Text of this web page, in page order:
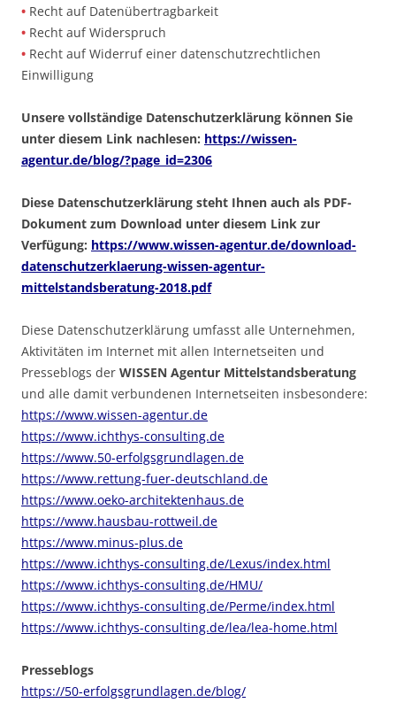
• Recht auf Datenübertragbarkeit
• Recht auf Widerspruch
• Recht auf Widerruf einer datenschutzrechtlichen
Einwilligung
Unsere vollständige Datenschutzerklärung können Sie
unter diesem Link nachlesen: https://wissen-
agentur.de/blog/?page_id=2306
Diese Datenschutzerklärung steht Ihnen auch als PDF-
Dokument zum Download unter diesem Link zur
Verfügung: https://www.wissen-agentur.de/download-
datenschutzerklaerung-wissen-agentur-
mittelstandsberatung-2018.pdf
Diese Datenschutzerklärung umfasst alle Unternehmen,
Aktivitäten im Internet mit allen Internetseiten und
Presseblogs der WISSEN Agentur Mittelstandsberatung
und alle damit verbundenen Internetseiten insbesondere:
https://www.wissen-agentur.de
https://www.ichthys-consulting.de
https://www.50-erfolgsgrundlagen.de
https://www.rettung-fuer-deutschland.de
https://www.oeko-architektenhaus.de
https://www.hausbau-rottweil.de
https://www.minus-plus.de
https://www.ichthys-consulting.de/Lexus/index.html
https://www.ichthys-consulting.de/HMU/
https://www.ichthys-consulting.de/Perme/index.html
https://www.ichthys-consulting.de/lea/lea-home.html
Presseblogs
https://50-erfolgsgrundlagen.de/blog/